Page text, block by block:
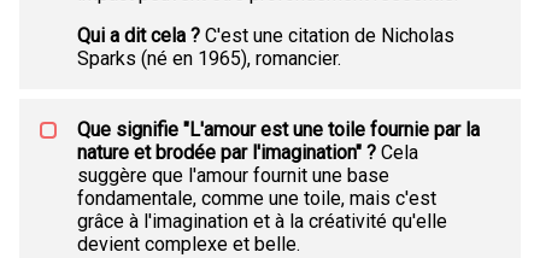
Qui a dit cela ? C'est une citation de Nicholas
Sparks (né en 1965), romancier.
Que signifie "L'amour est une toile fournie par la
nature et brodée par l'imagination" ? Cela
suggère que l'amour fournit une base
fondamentale, comme une toile, mais c'est
grâce à l'imagination et à la créativité qu'elle
devient complexe et belle.